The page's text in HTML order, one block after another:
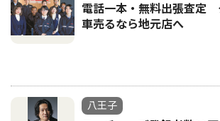
電話一本・無料出張査定
車売るなら地元店へ
八王子